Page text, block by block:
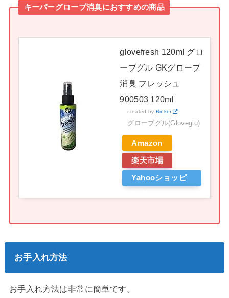
キーパーグローブ消臭におすすめの商品
glovefresh 120ml グロ
ーブグル GKグローブ
消臭 フレッシュ
900503 120ml
created by Rinker
グローブグル(Gloveglu)
Amazon
楽天市場
Yahooショッピ
お手入れ方法
お手入れ方法は非常に簡単です。